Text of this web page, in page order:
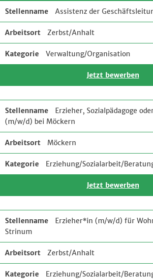
Assistenz der
Zerbst/Anhalt
Verwaltung/Organisation
Jetzt bewerben
Erzieher, Sozialpädagoge
(m/w/d) bei Möckern
Möckern
Erziehung/Sozialarbeit/
Jetzt bewerben
Erzieher*in (m/w/d) für
Strinum
Zerbst/Anhalt
Erziehung/Sozialarbeit/